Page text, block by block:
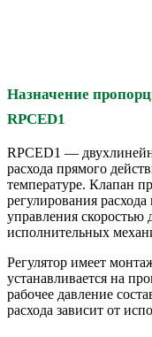
Назначение
RPCED1
RPCED1 —
расхода прямого
температуре. Клапан
регулирования
управления скоростью
исполнительных
Регулятор имеет
устанавливается на
рабочее давление
расхода зависит от